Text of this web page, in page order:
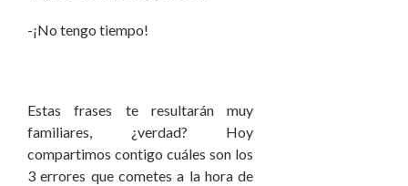
-¡No tengo tiempo!
Estas frases te resultarán muy
familiares, ¿verdad? Hoy
compartimos contigo cuáles son los
3 errores que cometes a la hora de